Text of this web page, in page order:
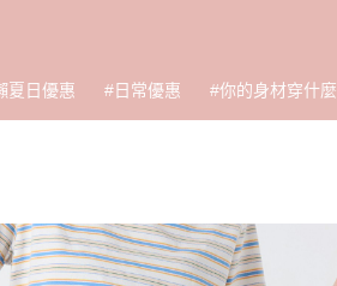
夏日優惠 #日常優惠 #你的身材穿什麼